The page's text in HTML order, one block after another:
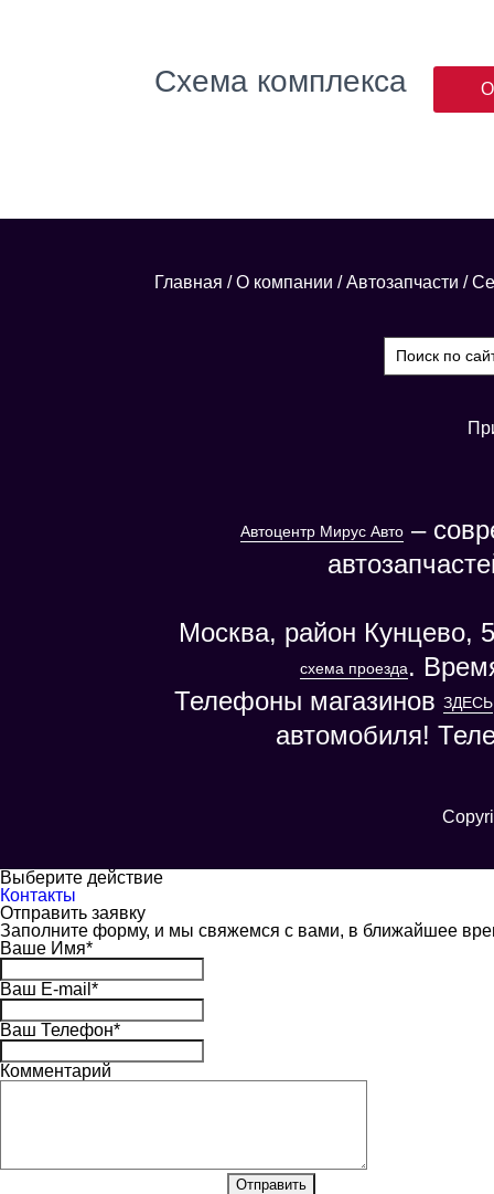
Схема комплекса
Главная / О компании / Автозапчасти /
Автоцентр Мирус Авто –
Москва, район Кунцево,
схема проезда.
Телефоны магазинов ЗДЕСЬ
автомобиля!
Выберите действие
Контакты
Отправить заявку
Заполните форму, и мы свяжемся с вами, в ближайшее
Ваше Имя*
Ваш E-mail *
Ваш Телефон*
Комментарий